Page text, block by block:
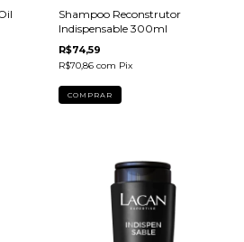
Shampoo Reconstrutor
Indispensable 300ml
R$74,59
R$70,86 com Pix